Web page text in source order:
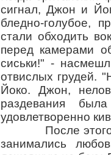
сигнал, Джон и
бледно-голубое,
стали обходить
перед камерами
сиськи!" -
отвислых грудей.
Йоко. Джон,
раздевания
удовлетворенно
После этого
занимались